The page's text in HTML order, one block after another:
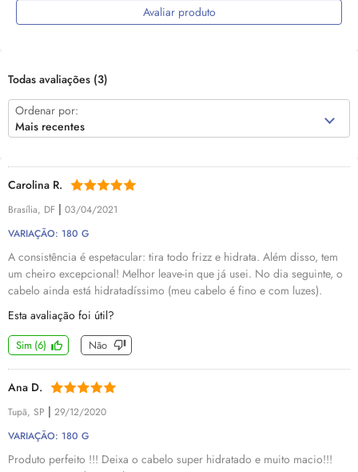
Avaliar produto
Todas avaliações (3)
Ordenar por:
Mais recentes
Carolina R.
Brasília, DF | 03/04/2021
VARIAÇÃO: 180 G
A consistência é espetacular: tira todo frizz e hidrata. Além disso, tem
um cheiro excepcional! Melhor leave-in que já usei. No dia seguinte, o
cabelo ainda está hidratadíssimo (meu cabelo é fino e com luzes).
Esta avaliação foi útil?
Sim (6) Não
Ana D.
Tupã, SP | 29/12/2020
VARIAÇÃO: 180 G
Produto perfeito !!! Deixa o cabelo super hidratado e muito macio!!!